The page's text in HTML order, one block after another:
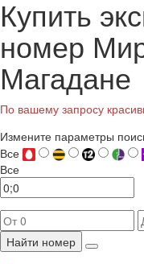
Купить
номер
Магадане
По вашему запросу
Измените параметры
Все
Все
Найти номер